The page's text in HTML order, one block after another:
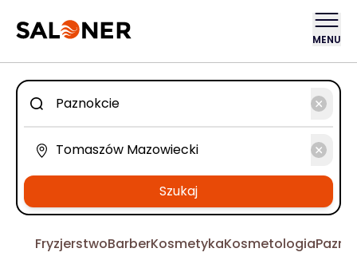
MENU
Szukaj
FryzjerstwoBarberKosmetykaKosmetologia